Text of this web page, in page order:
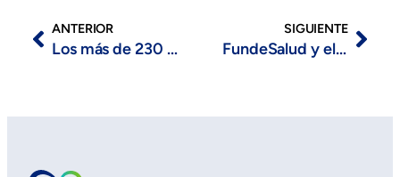
ANTERIOR
Los más de 230 participantes de la II Jornada de ACASPEX, organizada por FundeSalud, consolidan su compromiso con la excelencia asistencial sanitaria
SIGUIENTE
FundeSalud y el SEPAD, en representación de JADE Health, participan en el XI Congreso Nacional de Alzheimer CEAFA y XV Congreso Iberoamericano de Alzheimer